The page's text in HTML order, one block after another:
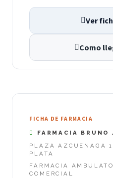
Ver
Como
FICHA DE FARMACIA
FARMACIA BRUNO
PLAZA AZCUENAGA
PLATA
FARMACIA
COMERCIAL